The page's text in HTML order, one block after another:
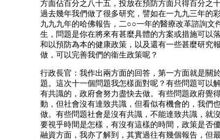
方面佔百分之八十五，投放在預防方面只得百分之
過去幾年我們做了很多研究，譬如在一九九三年的
九九九年的哈佛報告，二○○一年的醫療改革諮詢文
生，問題是你在將來有甚麼具體的方案或措施可以
和以預防為本的健康政策，以及還有一些甚麼研究
做，可以完善我們的衞生政策呢？
行政長官：我作出兩方面的回答，第一方面就是關
題。這次十一個問題我怎樣面對呢？有些問題可以
有共識的，政府會努力盡快去做。有些問題政府覺
動，但社會沒有達致共識，但看似有機會的，我們
做。有些問題社會是沒有共識，不能達致共識，就
要視乎時間是怎樣，有沒有這樣的時間，政策是否
融資方面，我亦了解到，其實過往有幾個報告，但